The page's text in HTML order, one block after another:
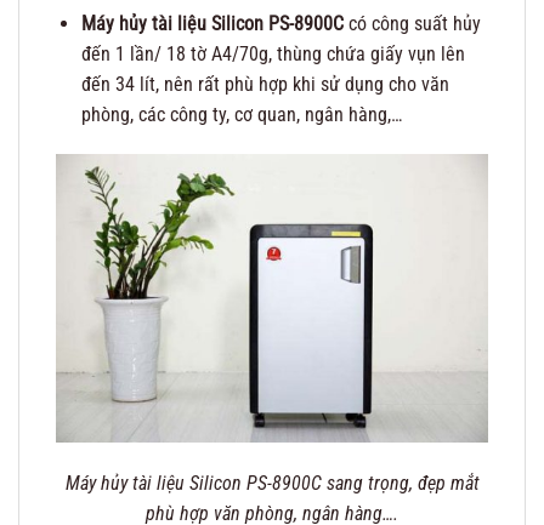
Máy hủy tài liệu Silicon PS-8900Ccó công suất hủy
đến 1 lần/ 18 tờ A4/70g, thùng chứa giấy vụn lên
đến 34 lít, nên rất phù hợp khi sử dụng cho văn
phòng, các công ty, cơ quan, ngân hàng,…
Máy hủy tài liệu Silicon PS-8900C sang trọng, đẹp mắt
phù hợp văn phòng, ngân hàng….